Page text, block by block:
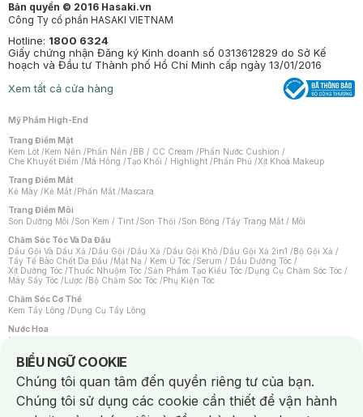
Bản quyền © 2016 Hasaki.vn
Công Ty cổ phần HASAKI VIETNAM
Hotline: 1800 6324
Giấy chứng nhận Đăng ký Kinh doanh số 0313612829 do Sở Kế
hoạch và Đầu tư Thành phố Hồ Chí Minh cấp ngày 13/01/2016
Xem tất cả cửa hàng
Mỹ Phẩm High-End
Trang Điểm Mặt
Kem Lót /Kem Nền /Phấn Nền /BB / CC Cream /Phấn Nước Cushion /
Che Khuyết Điểm /Má Hồng /Tạo Khối / Highlight /Phấn Phủ /Xịt Khoá Makeup
Trang Điểm Mắt
Kẻ Mày /Kẻ Mắt /Phấn Mắt /Mascara
Trang Điểm Môi
Son Dưỡng Môi /Son Kem / Tint /Son Thỏi /Son Bóng /Tẩy Trang Mắt / Môi
Chăm Sóc Tóc Và Da Đầu
Dầu Gội Và Dầu Xả /Dầu Gội /Dầu Xả /Dầu Gội Khô /Dầu Gội Xả 2in1 /Bộ Gội Xả /
Tẩy Tế Bào Chết Da Đầu /Mặt Nạ / Kem Ủ Tóc /Serum / Dầu Dưỡng Tóc /
Xịt Dưỡng Tóc /Thuốc Nhuộm Tóc /Sản Phẩm Tạo Kiểu Tóc /Dụng Cụ Chăm Sóc Tóc /
Máy Sấy Tóc /Lược /Bộ Chăm Sóc Tóc /Phụ Kiện Tóc
Chăm Sóc Cơ Thể
Kem Tẩy Lông /Dụng Cụ Tẩy Lông
Nước Hoa
Nước Hoa Nữ
Chăm Sóc Cá Nhân
Chống Muỗi /Khẩu Trang /Máy Massage/Mặt Nạ Xông Hơi /Nước Rửa Tay/
Sản Phẩm Chăm Sóc Khác /Bàn Chải Đánh Răng /Bàn Chải Điện/
Hỗ Trợ Trắng Răng/Kem Đánh Răng /Máy Tăm Nước/ Nước Súc Miệng/
Tăm / Chỉ Nha Khoa/ Xịt Thơm Miệng / Dung Dịch Vệ Sinh/Dưỡng Vùng Kín/
BIỂU NGỮ COOKIE
Notice about cookies usage
Chúng tôi quan tâm đến quyền riêng tư của bạn.
Chúng tôi sử dụng các cookie cần thiết để vận hành